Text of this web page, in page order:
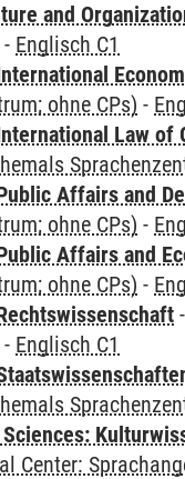
and
- Englisch C1
ohne CPs) -
Law of
Affairs and
ohne CPs) -
Affairs and
ohne CPs) -
-
- Englisch C1
Center: